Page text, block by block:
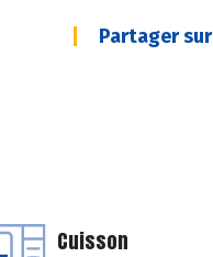
Partager sur
Cuisson